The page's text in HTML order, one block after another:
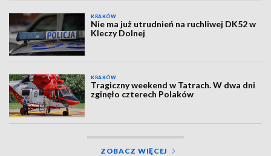
KRAKÓW
Nie ma już utrudnień na ruchliwej DK52 w
Kleczy Dolnej
KRAKÓW
Tragiczny weekend w Tatrach. W dwa dni
zginęło czterech Polaków
ZOBACZ WIĘCEJ